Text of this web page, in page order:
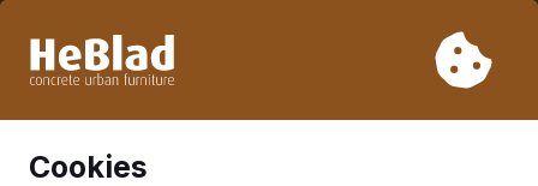
semaine 31 à la semaine 33. Veuillez donc tenir compte des
délais de livraison plus longs.
Cookies